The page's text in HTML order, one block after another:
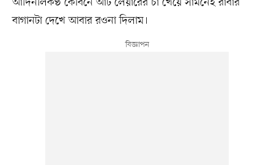
বাগানটা দেখে আবার রওনা দিলাম।